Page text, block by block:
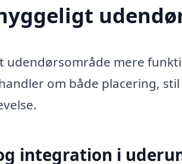
udendørsområde mere
om både placering,
integration i